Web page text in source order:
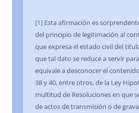
[1] Esta afirmación es
del principio de legitimación al
que expresa el estado civil del
que tal dato se reduce a servir
equivale a desconocer el
38 y 40, entre otros, de la Ley
multitud de Resoluciones en que
de actos de transmisión o de